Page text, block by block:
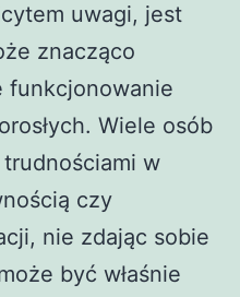
uwagi, jest
znacząco
funkcjonowanie
Wiele osób
w
czy
nie zdając sobie
być właśnie